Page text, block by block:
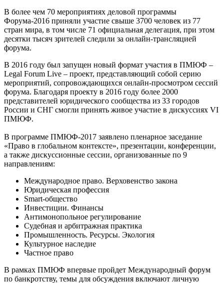
В более чем 70 мероприятиях деловой программы
Форума-2016 приняли участие свыше 3700 человек из 77
стран мира, в том числе 71 официальная делегация, при этом
десятки тысяч зрителей следили за онлайн-трансляцией
форума.
В 2016 году был запущен новый формат участия в ПМЮФ –
Legal Forum Live – проект, представляющий собой серию
мероприятий, сопровождающихся онлайн-просмотром сессий
форума. Благодаря проекту в 2016 году более 2000
представителей юридического сообщества из 33 городов
России и СНГ смогли принять живое участие в дискуссиях VI
ПМЮФ.
В программе ПМЮФ-2017 заявлено пленарное заседание
«Право в глобальном контексте», презентации, конференции,
а также дискуссионные сессии, организованные по 9
направлениям:
Международное право. Верховенство закона
Юридическая профессия
Smart-общество
Инвестиции. Финансы
Антимонопольное регулирование
Судебная и арбитражная практика
Промышленность. Ресурсы. Экология
Культурное наследие
Частное право
В рамках ПМЮФ впервые пройдет Международный форум
по банкротству, темы для обсуждения включают личную